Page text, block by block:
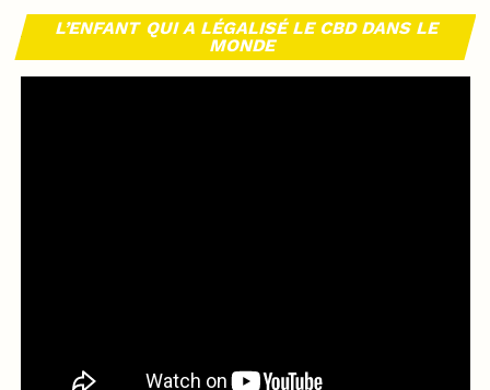
L’ENFANT QUI A LÉGALISÉ LE CBD DANS LE
MONDE